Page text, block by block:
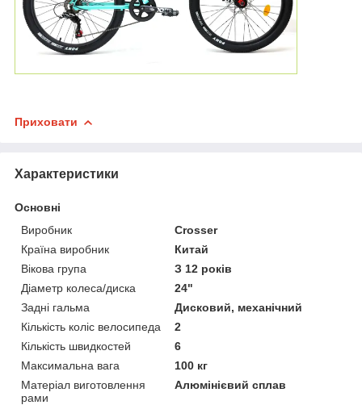
Приховати
Характеристики
Основні
Виробник
Crosser
Країна виробник
Китай
Вікова група
З 12 років
Діаметр колеса/диска
24"
Задні гальма
Дисковий, механічний
Кількість коліс велосипеда
2
Кількість швидкостей
6
Максимальна вага
100 кг
Матеріал виготовлення
рами
Алюмінієвий сплав